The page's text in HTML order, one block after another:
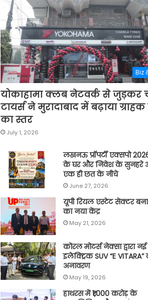
Biz
योकाहामा क्लब नेटवर्क से जुड़कर
टायर्स ने मुरादाबाद में बढ़ाया
का स्तर
July 1, 2026
लखनऊ प्रॉपर्टी एक्सपो
के घर और निवेश के सुनहरे
एक ही छत के नीचे
June 27, 2026
यूपी रियल एस्टेट सेक्टर
का नया केंद्र
May 21, 2026
कोरल मोटर्स नेक्सा द्वारा नई
इलेक्ट्रिक SUV “E
अनावरण
May 19, 2026
हाथरस में ₹1,000 करोड़ के